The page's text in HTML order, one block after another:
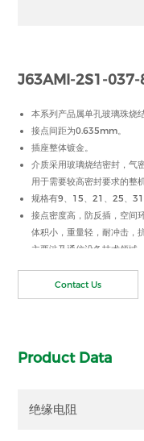
J63AMI-2S1-
本系列产品属单孔玻璃珠烧
接点间距为0.635mm。
插座整体镀金。
介质采用玻璃烧结密封，气
用于需要较高密封要求的整
规格有9、15、21、25、31
接点密度高，防反插，空间
体积小，重量轻，耐冲击，
主要涉及通信设备技术领域
Contact Us
Product Data
绝缘电阻